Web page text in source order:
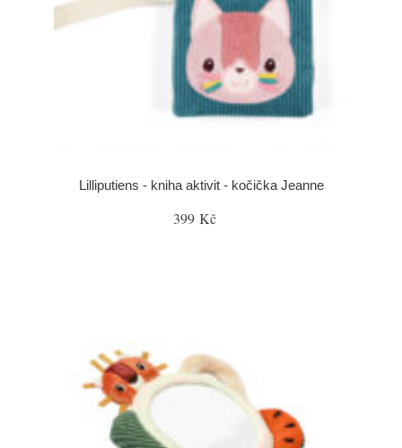
Lilliputiens - kniha aktivit - kočička Jeanne
399 Kč